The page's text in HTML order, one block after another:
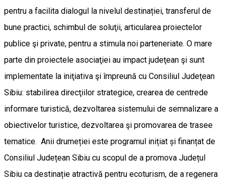
pentru a facilita dialogul la nivelul destinației, transferul de
bune practici, schimbul de soluţii, articularea proiectelor
publice şi private, pentru a stimula noi parteneriate. O mare
parte din proiectele asociaţiei au impact judeţean şi sunt
implementate la iniţiativa şi împreună cu Consiliul Judeţean
Sibiu: stabilirea direcţiilor strategice, crearea de centrede
informare turistică, dezvoltarea sistemului de semnalizare a
obiectivelor turistice, dezvoltarea şi promovarea de trasee
tematice. Anii drumeției este programul inițiat și finanțat de
Consiliul Județean Sibiu cu scopul de a promova Județul
Sibiu ca destinație atractivă pentru ecoturism, de a regenera